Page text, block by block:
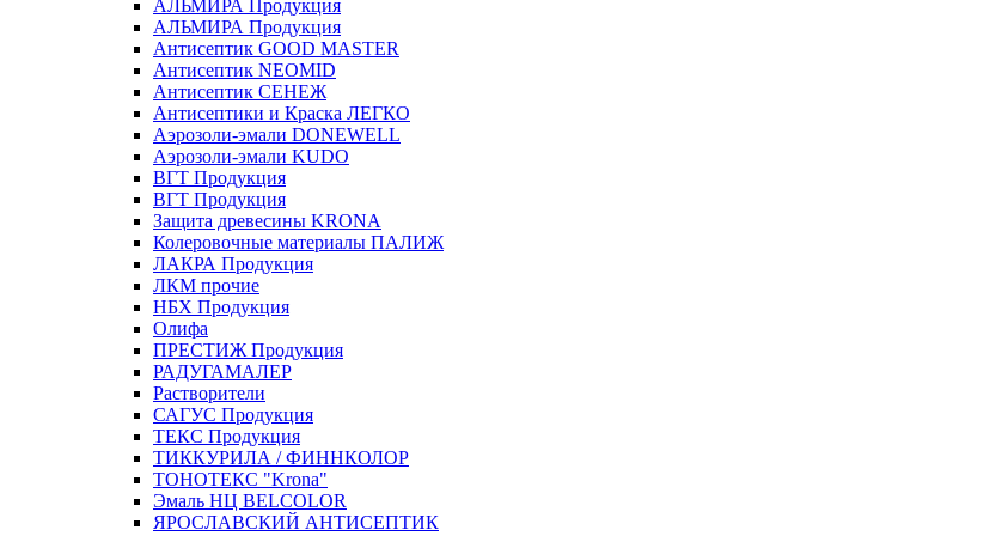
АЛЬМИРА Продукция
АЛЬМИРА Продукция
Антисептик GOOD MASTER
Антисептик NEOMID
Антисептик СЕНЕЖ
Антисептики и Краска ЛЕГКО
Аэрозоли-эмали DONEWELL
Аэрозоли-эмали KUDO
ВГТ Продукция
ВГТ Продукция
Защита древесины KRONA
Колеровочные материалы ПАЛИЖ
ЛАКРА Продукция
ЛКМ прочие
НБХ Продукция
Олифа
ПРЕСТИЖ Продукция
РАДУГАМАЛЕР
Растворители
САГУС Продукция
ТЕКС Продукция
ТИККУРИЛА / ФИННКОЛОР
ТОНОТЕКС "Krona"
Эмаль НЦ BELCOLOR
ЯРОСЛАВСКИЙ АНТИСЕПТИК